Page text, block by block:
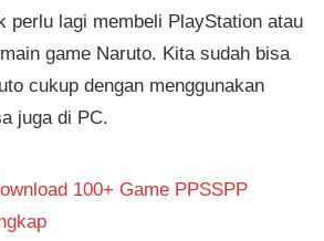
perlu lagi membeli PlayStation atau
game Naruto. Kita sudah bisa
cukup dengan menggunakan
juga di PC.
100+ Game PPSSPP